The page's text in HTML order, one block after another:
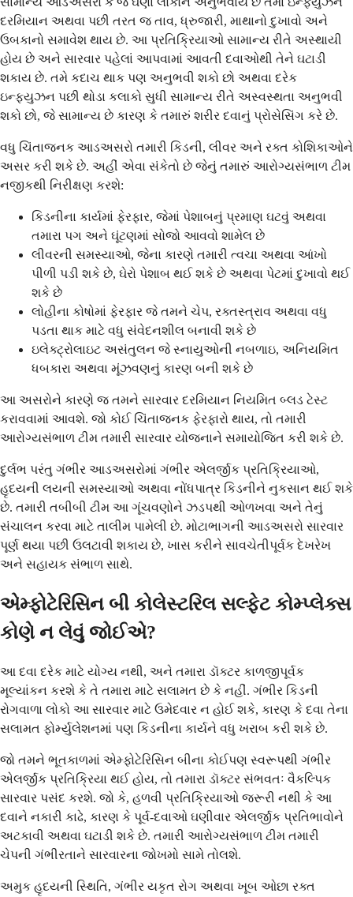
દરમિયાન અથવા પછી તરત જ તાવ, ધ્રુજારી, માથાનો દુખાવો અને
ઉબકાનો સમાવેશ થાય છે. આ પ્રતિક્રિયાઓ સામાન્ય રીતે અસ્થાયી
હોય છે અને સારવાર પહેલાં આપવામાં આવતી દવાઓથી તેને ઘટાડી
શકાય છે. તમે કદાચ થાક પણ અનુભવી શકો છો અથવા દરેક
ઇન્ફ્યુઝન પછી થોડા કલાકો સુધી સામાન્ય રીતે અસ્વસ્થતા અનુભવી
શકો છો, જે સામાન્ય છે કારણ કે તમારું શરીર દવાનું પ્રોસેસિંગ કરે છે.
વધુ ચિંતાજનક આડઅસરો તમારી કિડની, લીવર અને રક્ત કોશિકાઓને
અસર કરી શકે છે. અહીં એવા સંકેતો છે જેનું તમારું આરોગ્યસંભાળ ટીમ
નજીકથી નિરીક્ષણ કરશે:
કિડનીના કાર્યમાં ફેરફાર, જેમાં પેશાબનું પ્રમાણ ઘટવું અથવા
તમારા પગ અને ઘૂંટણમાં સોજો આવવો શામેલ છે
લીવરની સમસ્યાઓ, જેના કારણે તમારી ત્વચા અથવા આંખો
પીળી પડી શકે છે, ઘેરો પેશાબ થઈ શકે છે અથવા પેટમાં દુખાવો થઈ
શકે છે
લોહીના કોષોમાં ફેરફાર જે તમને ચેપ, રક્તસ્ત્રાવ અથવા વધુ
પડતા થાક માટે વધુ સંવેદનશીલ બનાવી શકે છે
ઇલેક્ટ્રોલાઇટ અસંતુલન જે સ્નાયુઓની નબળાઇ, અનિયમિત
ધબકારા અથવા મૂંઝવણનું કારણ બની શકે છે
આ અસરોને કારણે જ તમને સારવાર દરમિયાન નિયમિત બ્લડ ટેસ્ટ
કરાવવામાં આવશે. જો કોઈ ચિંતાજનક ફેરફારો થાય, તો તમારી
આરોગ્યસંભાળ ટીમ તમારી સારવાર યોજનાને સમાયોજિત કરી શકે છે.
દુર્લભ પરંતુ ગંભીર આડઅસરોમાં ગંભીર એલર્જીક પ્રતિક્રિયાઓ,
હૃદયની લયની સમસ્યાઓ અથવા નોંધપાત્ર કિડનીને નુકસાન થઈ શકે
છે. તમારી તબીબી ટીમ આ ગૂંચવણોને ઝડપથી ઓળખવા અને તેનું
સંચાલન કરવા માટે તાલીમ પામેલી છે. મોટાભાગની આડઅસરો સારવાર
પૂર્ણ થયા પછી ઉલટાવી શકાય છે, ખાસ કરીને સાવચેતીપૂર્વક દેખરેખ
અને સહાયક સંભાળ સાથે.
એમ્ફોટેરિસિન બી કોલેસ્ટરિલ સલ્ફેટ કોમ્પ્લેક્સ
કોણે ન લેવું જોઈએ?
આ દવા દરેક માટે યોગ્ય નથી, અને તમારા ડૉક્ટર કાળજીપૂર્વક
મૂલ્યાંકન કરશે કે તે તમારા માટે સલામત છે કે નહીં. ગંભીર કિડની
રોગવાળા લોકો આ સારવાર માટે ઉમેદવાર ન હોઈ શકે, કારણ કે દવા તેના
સલામત ફોર્મ્યુલેશનમાં પણ કિડનીના કાર્યને વધુ ખરાબ કરી શકે છે.
જો તમને ભૂતકાળમાં એમ્ફોટેરિસિન બીના કોઈપણ સ્વરૂપથી ગંભીર
એલર્જીક પ્રતિક્રિયા થઈ હોય, તો તમારા ડૉક્ટર સંભવતઃ વૈકલ્પિક
સારવાર પસંદ કરશે. જો કે, હળવી પ્રતિક્રિયાઓ જરૂરી નથી કે આ
દવાને નકારી કાઢે, કારણ કે પૂર્વ-દવાઓ ઘણીવાર એલર્જીક પ્રતિભાવોને
અટકાવી અથવા ઘટાડી શકે છે. તમારી આરોગ્યસંભાળ ટીમ તમારી
ચેપની ગંભીરતાને સારવારના જોખમો સામે તોલશે.
અમુક હૃદયની સ્થિતિ, ગંભીર યકૃત રોગ અથવા ખૂબ ઓછા રક્ત